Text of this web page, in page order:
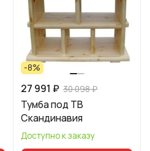
-8%
27 991 ₽ 30 098 ₽
Тумба под ТВ
Скандинавия
Доступно к заказу